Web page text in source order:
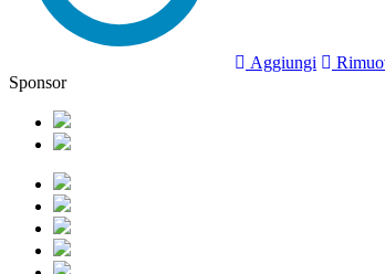
Aggiungi
Sponsor